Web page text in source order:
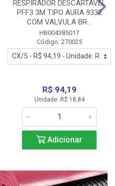
RESPIRADOR DESCARTAVEL
PFF3 3M TIPO AURA 9332
COM VALVULA BR...
HB004385017
Código: 270025
R$ 94,19
Unidade: R$ 18,84
Adicionar